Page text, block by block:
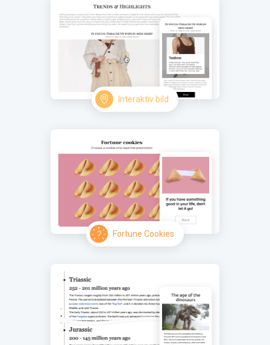
Interaktiv bild
Fortune Cookies